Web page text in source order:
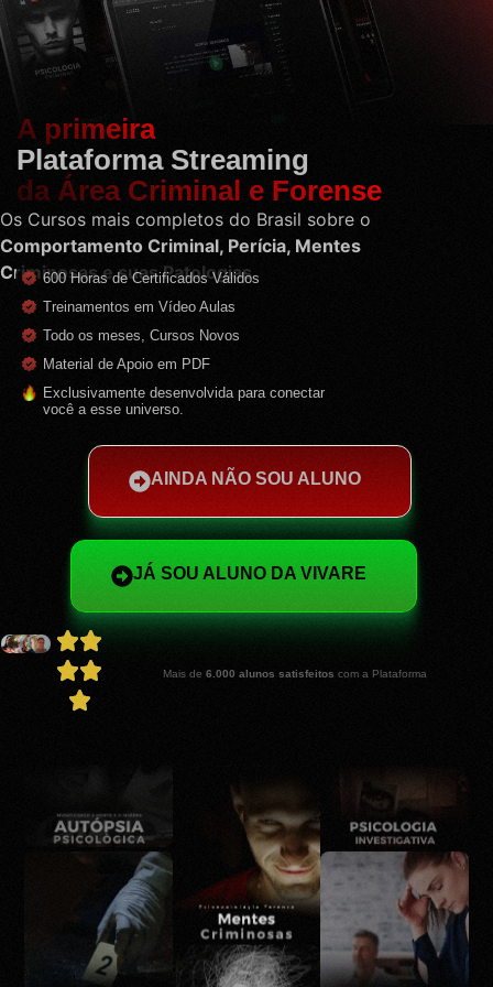
A primeira
Plataforma Streaming
da Área Criminal e Forense
Os Cursos mais completos do Brasil sobre o
Comportamento Criminal, Perícia, Mentes
Criminosas e suas Patologias
600 Horas de Certificados Válidos
Treinamentos em Vídeo Aulas
Todo os meses, Cursos Novos
Material de Apoio em PDF
Exclusivamente desenvolvida para conectar
você a esse universo.
AINDA NÃO SOU ALUNO
JÁ SOU ALUNO DA VIVARE
Mais de 6.000 alunos satisfeitos com a Plataforma